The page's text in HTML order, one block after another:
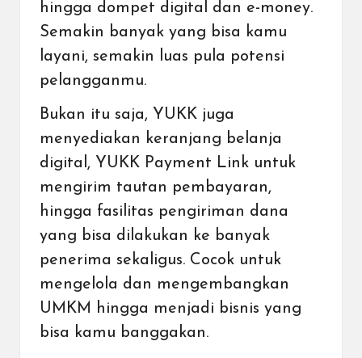
hingga dompet digital dan e-money.
Semakin banyak yang bisa kamu
layani, semakin luas pula potensi
pelangganmu.
Bukan itu saja, YUKK juga
menyediakan keranjang belanja
digital, YUKK Payment Link untuk
mengirim tautan pembayaran,
hingga fasilitas pengiriman dana
yang bisa dilakukan ke banyak
penerima sekaligus. Cocok untuk
mengelola dan mengembangkan
UMKM hingga menjadi bisnis yang
bisa kamu banggakan.